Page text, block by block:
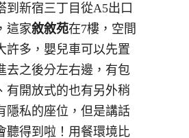
到新宿三丁目從A5出口
這家敘敘苑在7樓，空間
許多，嬰兒車可以先置
去之後分左右邊，有包
有開放式的也有另外稍
隱私的座位，但是講話
聽得到啦！用餐環境比